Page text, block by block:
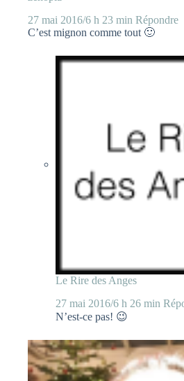
27 mai 2016/6 h 23 min Répondre
C’est mignon comme tout 🙂
Le Rire des Anges
27 mai 2016/6 h 26 min
N’est-ce pas! 😉